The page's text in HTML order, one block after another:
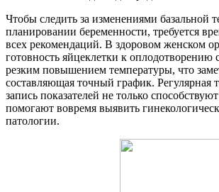
Чтобы следить за изменениями базальной
планировании беременности, требуется
всех рекомендаций. В здоровом женском
готовность яйцеклетки к оплодотворению
резким повышением температуры, что
составляющая точный график. Регулярная
запись показателей не только
помогают вовремя выявить
патологии.